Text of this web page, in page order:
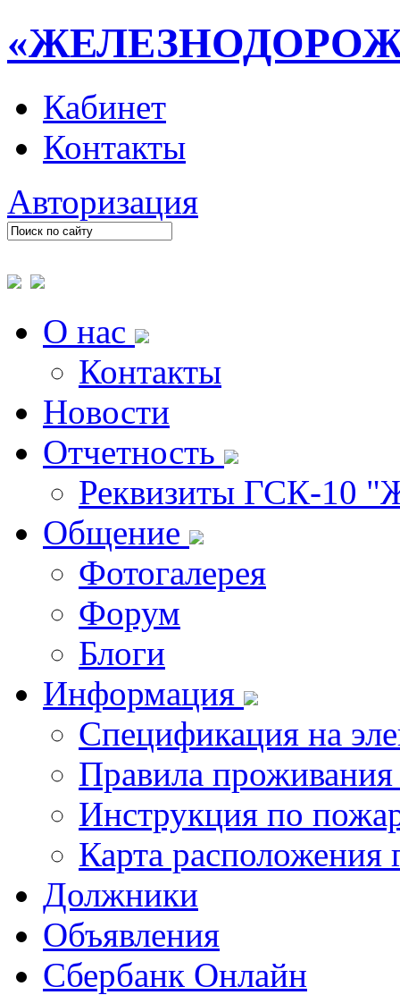
Кабинет
Контакты
Авторизация
О нас
Контакты
Новости
Отчетность
Реквизиты ГСК-10
Общение
Фотогалерея
Форум
Блоги
Информация
Спецификация на
Правила
Инструкция по
Карта расположения
Должники
Объявления
Сбербанк Онлайн